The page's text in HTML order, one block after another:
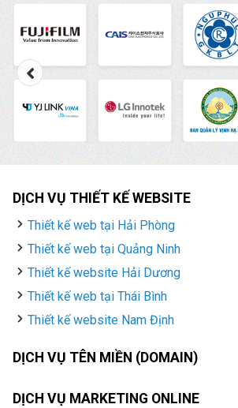
DỊCH VỤ THIẾT KẾ WEBSITE
Thiết kế web tại Hải Phòng
Thiết kế web tại Quảng Ninh
Thiết kế website Hải Dương
Thiết kế web tại Thái Bình
Thiết kế website Nam Định
DỊCH VỤ TÊN MIỀN (DOMAIN)
DỊCH VỤ MARKETING ONLINE